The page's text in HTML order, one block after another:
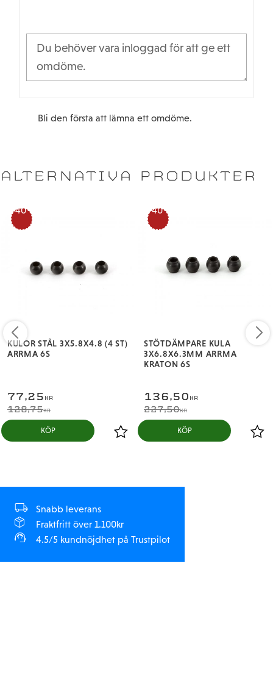
Bli den första att lämna ett omdöme.
ALTERNATIVA PRODUKTER
KULOR STÅL 3X5.8X4.8 (4 ST)
ARRMA 6S
77,25 KR
128,75KR
40
%
KÖP
STÖTDÄMPARE KULA
3X6.8X6.3MM ARRMA
KRATON 6S
136,50 KR
227,50KR
40
%
KÖP
Snabb leverans
Fraktfritt över 1.100kr
4.5/5 kundnöjdhet på Trustpilot